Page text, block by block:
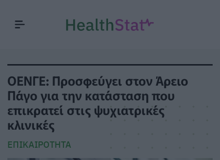
ΟΕΝΓΕ: Προσφεύγει στον Άρειο
Πάγο για την κατάσταση που
επικρατεί στις ψυχιατρικές
κλινικές
ΕΠΙΚΑΙΡΌΤΗΤΑ